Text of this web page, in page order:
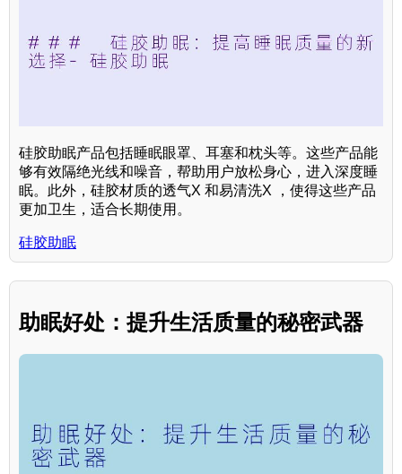
硅胶助眠产品包括睡眠眼罩、耳塞和枕头等。这些产品能
够有效隔绝光线和噪音，帮助用户放松身心，进入深度睡
眠。此外，硅胶材质的透气X 和易清洗X ，使得这些产品
更加卫生，适合长期使用。
硅胶助眠
助眠好处：提升生活质量的秘密武器